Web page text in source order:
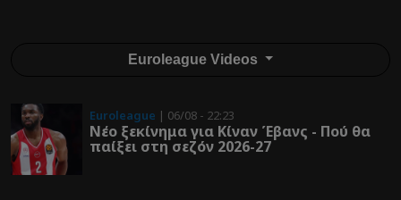
Euroleague Videos
Euroleague | 06/08 - 22:23
Νέο ξεκίνημα για Κίναν Έβανς - Πού θα
παίξει στη σεζόν 2026-27